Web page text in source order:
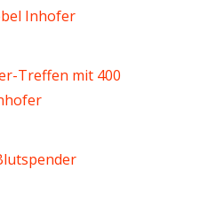
Inhofer
Treffen mit 400